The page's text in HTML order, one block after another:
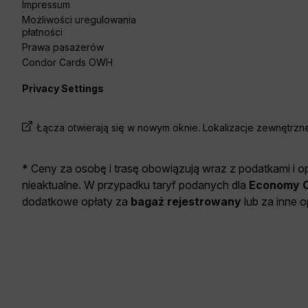
Impressum
Możliwości uregulowania
płatności
Prawa pasażerów
Condor Cards OWH
Privacy Settings
Łącza otwierają się w nowym oknie. Lokalizacje
* Ceny za osobę i trasę obowiązują wraz z podatkami i
nieaktualne. W przypadku taryf podanych dla Economy
dodatkowe opłaty za bagaż rejestrowany lub za inne